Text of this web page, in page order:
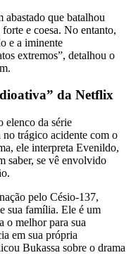
que batalhou
e coesa. No entanto,
e a iminente
extremos”, detalhou o
da Netflix
elenco da série
trágico acidente com o
ele interpreta Evenildo,
saber, se vê envolvido
pelo Césio-137,
sua família. Ele é um
o melhor para sua
em sua própria
Bukassa sobre o drama